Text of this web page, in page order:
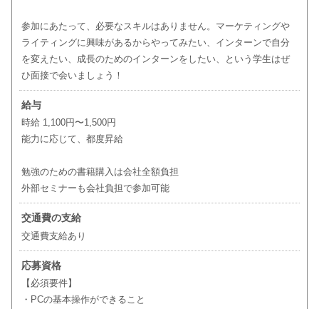
参加にあたって、必要なスキルはありません。マーケティングや
ライティングに興味があるからやってみたい、インターンで自分
を変えたい、成長のためのインターンをしたい、という学生はぜ
ひ面接で会いましょう！
給与
時給 1,100円〜1,500円
能力に応じて、都度昇給
勉強のための書籍購入は会社全額負担
外部セミナーも会社負担で参加可能
交通費の支給
交通費支給あり
応募資格
【必須要件】
・PCの基本操作ができること